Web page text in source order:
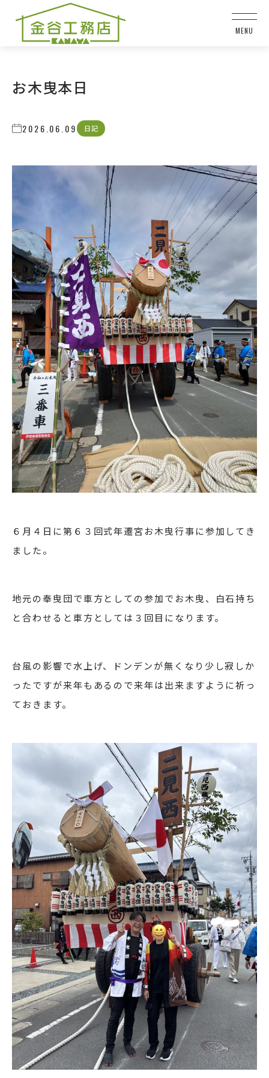
お木曳本日
2026.06.09 日記
６月４日に第６３回式年遷宮お木曳行事に参加してき
ました。
地元の奉曳団で車方としての参加でお木曳、白石持ち
と合わせると車方としては３回目になります。
台風の影響で水上げ、ドンデンが無くなり少し寂しか
ったですが来年もあるので来年は出来ますように祈っ
ておきます。